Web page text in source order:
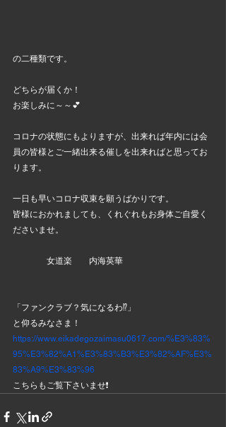
の二種類です。
どちらが届くか！
お楽しみに～～💕
コロナの状態にもよりますが、出来れば年内には会
員の皆様とご一緒出来る催しを出来ればと思ってお
ります。
一日も早いコロナ収束を願うばかりです。
皆様におかれましても、くれぐれもお身体ご自愛く
ださいませ。
女道楽　　内海英華
「ファンクラブ？気になるわ⁉️」
と仰るみなさま！
https://www.eikadegozaimasu0617.com/%E3%83%
95%E3%82%A1%E3%83%B3%E3%82%AF%E3%
83%A9%E3%83%96
こちらもご覧下さいませ❗